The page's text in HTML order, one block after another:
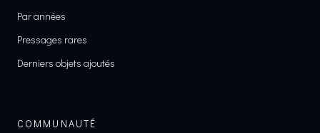
Par années
Pressages rares
Derniers objets ajoutés
COMMUNAUTÉ